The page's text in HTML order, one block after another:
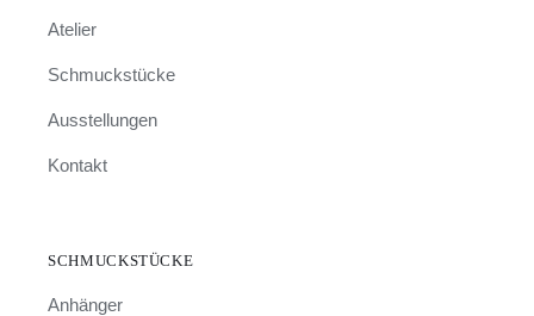
Atelier
Schmuckstücke
Ausstellungen
Kontakt
SCHMUCKSTÜCKE
Anhänger